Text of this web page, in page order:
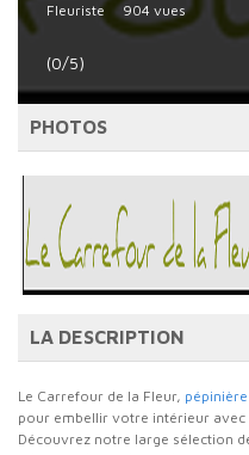
Fleuriste 904 vues
(0/5)
PHOTOS
LA DESCRIPTION
Le Carrefour de la Fleur,
pour embellir votre intérieur avec
Découvrez notre large sélection